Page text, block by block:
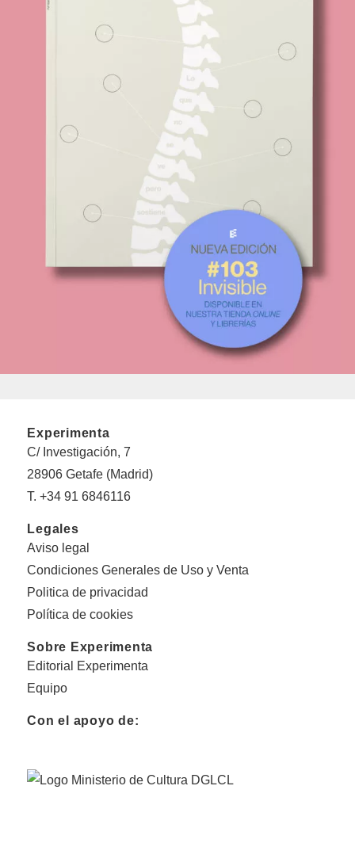
Experimenta
C/ Investigación, 7
28906 Getafe (Madrid)
T. +34 91 6846116
Legales
Aviso legal
Condiciones Generales de Uso y Venta
Politica de privacidad
Política de cookies
Sobre Experimenta
Editorial Experimenta
Equipo
Con el apoyo de: